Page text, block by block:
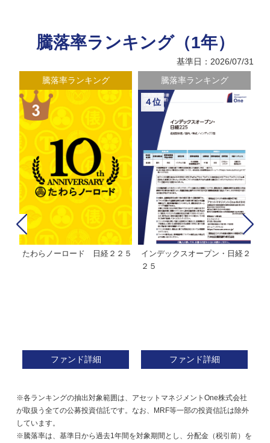
騰落率ランキング（1年）
基準日：2026/07/31
騰落率ランキング
たわらノーロード 日経２２５
ファンド詳細
騰落率ランキング
４位
インデックスオープン・日経２
２５
ファンド詳細
※各ランキングの抽出対象範囲は、アセットマネジメントOne株式会社
が取扱う全ての公募投資信託です。なお、MRF等一部の投資信託は除外
しています。
※騰落率は、基準日から過去1年間を対象期間とし、分配金（税引前）を